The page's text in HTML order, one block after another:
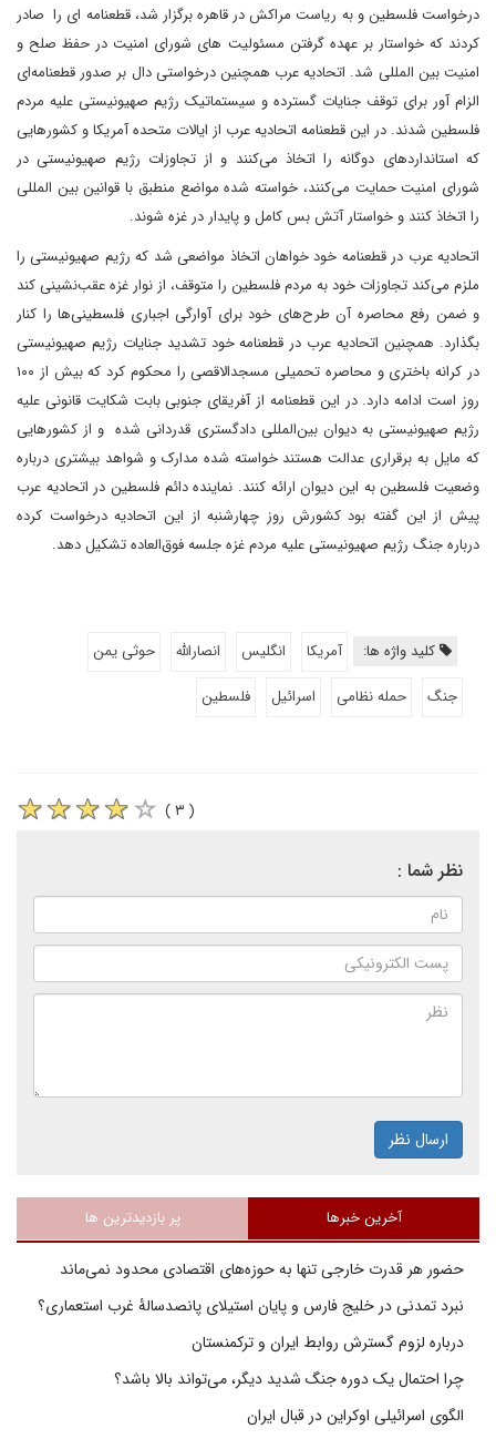
درخواست فلسطین و به ریاست مراکش در قاهره برگزار شد، قطعنامه ای را صادر
کردند که خواستار بر عهده گرفتن مسئولیت های شورای امنیت در حفظ صلح و
امنیت بین المللی شد. اتحادیه عرب همچنین درخواستی دال بر صدور قطعنامه‌ای
الزام آور برای توقف جنایات گسترده و سیستماتیک رژیم صهیونیستی علیه مردم
فلسطین شدند. در این قطعنامه اتحادیه عرب از ایالات متحده آمریکا و کشورهایی
که استانداردهای دوگانه را اتخاذ می‌کنند و از تجاوزات رژیم صهیونیستی در
شورای امنیت حمایت می‌کنند، خواسته شده مواضع منطبق با قوانین بین المللی
را اتخاذ کنند و خواستار آتش بس کامل و پایدار در غزه شوند.
اتحادیه عرب در قطعنامه خود خواهان اتخاذ مواضعی شد که رژیم صهیونیستی را
ملزم می‌کند تجاوزات خود به مردم فلسطین را متوقف، از نوار غزه عقب‌نشینی کند
و ضمن رفع محاصره آن طرح‌های خود برای آوارگی اجباری فلسطینی‌ها را کنار
بگذارد. همچنین اتحادیه عرب در قطعنامه خود تشدید جنایات رژیم صهیونیستی
در کرانه باختری و محاصره تحمیلی مسجدالاقصی را محکوم کرد که بیش از ۱۰۰
روز است ادامه دارد. در این قطعنامه از آفریقای جنوبی بابت شکایت قانونی علیه
رژیم صهیونیستی به دیوان بین‌المللی دادگستری قدردانی شده و از کشورهایی
که مایل به برقراری عدالت هستند خواسته شده مدارک و شواهد بیشتری درباره
وضعیت فلسطین به این دیوان ارائه کنند. نماینده دائم فلسطین در اتحادیه عرب
پیش از این گفته بود کشورش روز چهارشنبه از این اتحادیه درخواست کرده
درباره جنگ رژیم صهیونیستی علیه مردم غزه جلسه فوق‌العاده تشکیل دهد.
کلید واژه ها: آمریکا انگلیس انصارالله
حوثی یمن
جنگ
حمله نظامی اسرائیل فلسطین
( ۳ )
نظر شما :
ارسال نظر
آخرین خبرها پر بازدیدترین ها
حضور هر قدرت خارجی تنها به حوزه‌های اقتصادی محدود نمی‌ماند
نبرد تمدنی در خلیج فارس و پایان استیلای پانصدسالۀ غرب استعماری؟
درباره لزوم گسترش روابط ایران و ترکمنستان
چرا احتمال یک دوره جنگ شدید دیگر، می‌تواند بالا باشد؟
الگوی اسرائیلی اوکراین در قبال ایران